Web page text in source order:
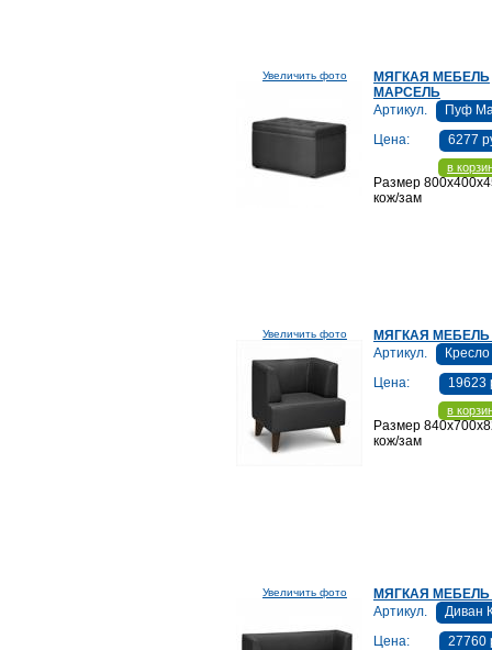
Увеличить фото
МЯГКАЯ МЕБЕЛЬ
МАРСЕЛЬ
Артикул.
Пуф
Цена:
6277
в
Размер
кож/зам
Увеличить фото
МЯГКАЯ МЕБЕЛЬ
Артикул.
Цена:
19623
в
Размер
кож/зам
Увеличить фото
МЯГКАЯ МЕБЕЛЬ
Артикул.
Диван
Цена:
27760